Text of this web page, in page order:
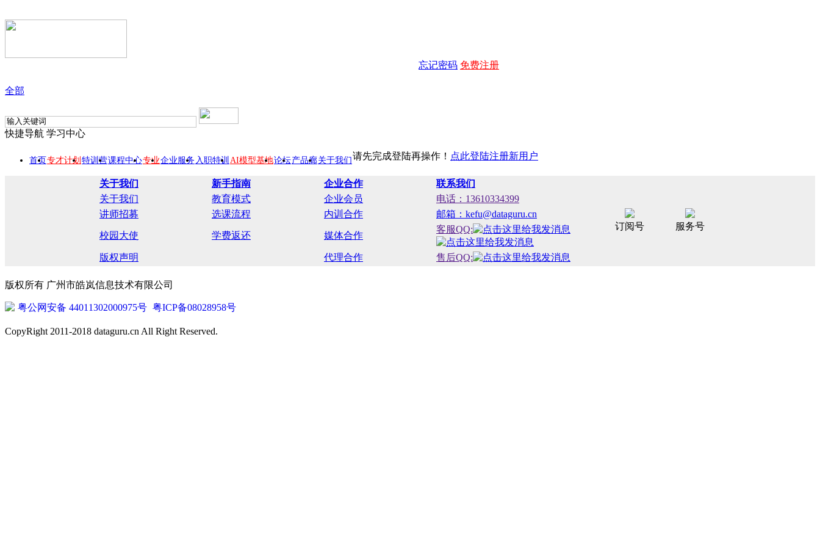
忘记密码 免费注册
全部
快捷导航 学习中心
首页专才计划 特训营课程中心专业企业服务 入职特训 AI模型基地论坛产品廊关于我们请先完成登陆再操作！ 点此登陆注册新用户
关于我们 新手指南 企业合作 联系我们
订阅号 服务号
关于我们 教育模式 企业会员
电话：13610334399
讲师招募
选课流程 内训合作 邮箱：kefu@dataguru.cn
校园大使 学费返还 媒体合作
客服QQ:
版权声明 代理合作 售后QQ:
版权所有 广州市皓岚信息技术有限公司
粤公网安备 44011302000975号 粤ICP备08028958号
CopyRight 2011-2018 dataguru.cn All Right Reserved.